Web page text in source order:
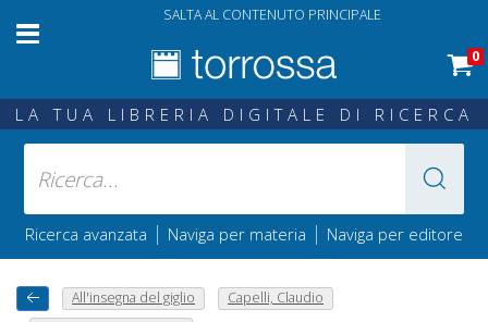
SALTA AL CONTENUTO PRINCIPALE
0
LA TUA LIBRERIA DIGITALE DI RICERCA
Ricerca avanzata | Naviga per materia | Naviga per editore
All'insegna del giglio
Capelli, Claudio